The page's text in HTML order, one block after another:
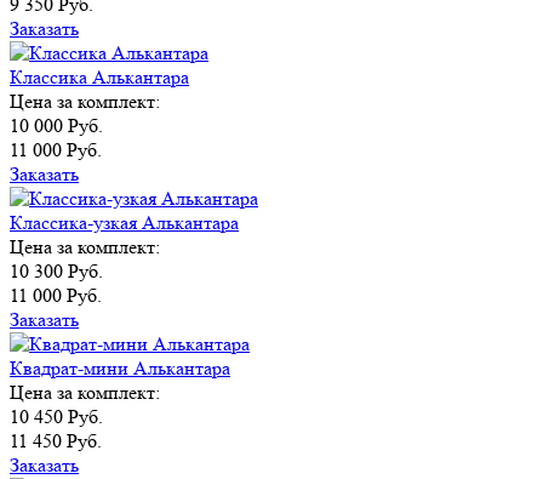
Заказать
Классика Алькантара
Цена за комплект:
10 000 Руб.
11 000 Руб.
Заказать
Классика-узкая Алькантара
Цена за комплект:
10 300 Руб.
11 000 Руб.
Заказать
Квадрат-мини Алькантара
Цена за комплект:
10 450 Руб.
11 450 Руб.
Заказать